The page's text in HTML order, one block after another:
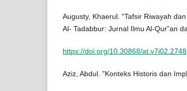
Augusty, Khaerul. "Tafsir Riwayah
Al- Tadabbur: Jurnal Ilmu Al-Qur‟an
https://doi.org/10.30868/at.v7i02.2748
Aziz, Abdul. "Konteks Historis dan